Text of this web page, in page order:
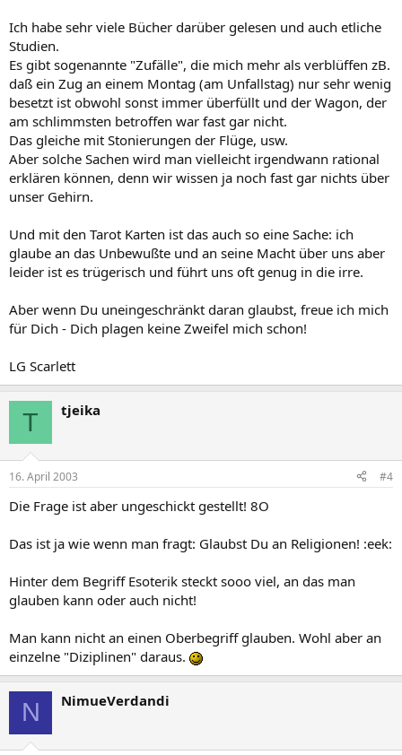
Ich habe sehr viele Bücher darüber gelesen und auch etliche
Studien.
Es gibt sogenannte "Zufälle", die mich mehr als verblüffen zB.
daß ein Zug an einem Montag (am Unfallstag) nur sehr wenig
besetzt ist obwohl sonst immer überfüllt und der Wagon, der
am schlimmsten betroffen war fast gar nicht.
Das gleiche mit Stonierungen der Flüge, usw.
Aber solche Sachen wird man vielleicht irgendwann rational
erklären können, denn wir wissen ja noch fast gar nichts über
unser Gehirn.
Und mit den Tarot Karten ist das auch so eine Sache: ich
glaube an das Unbewußte und an seine Macht über uns aber
leider ist es trügerisch und führt uns oft genug in die irre.
Aber wenn Du uneingeschränkt daran glaubst, freue ich mich
für Dich - Dich plagen keine Zweifel mich schon!
LG Scarlett
T tjeika
16. April 2003 #4
Die Frage ist aber ungeschickt gestellt! 8O
Das ist ja wie wenn man fragt: Glaubst Du an Religionen! :eek:
Hinter dem Begriff Esoterik steckt sooo viel, an das man
glauben kann oder auch nicht!
Man kann nicht an einen Oberbegriff glauben. Wohl aber an
einzelne "Diziplinen" daraus.
N NimueVerdandi